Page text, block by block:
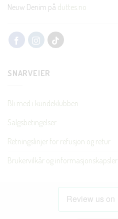
Neuw Denim på duttes.no
SNARVEIER
Bli med i kundeklubben
Salgsbetingelser
Retningslinjer for refusjon og retur
Brukervilkår og informasjonskapsler